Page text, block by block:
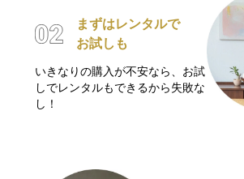
まずはレンタルで
お試しも
いきなりの購入が不安なら、お試
しでレンタルもできるから失敗な
し！